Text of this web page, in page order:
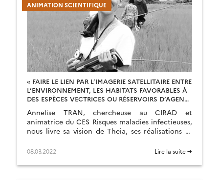
ANIMATION SCIENTIFIQUE
« FAIRE LE LIEN PAR L’IMAGERIE SATELLITAIRE ENTRE
L’ENVIRONNEMENT, LES HABITATS FAVORABLES À
DES ESPÈCES VECTRICES OU RÉSERVOIRS D’AGENTS
ANIMALES À RISQUE »
Annelise TRAN, chercheuse au CIRAD et
animatrice du CES Risques maladies infectieuses,
nous livre sa vision de Theia, ses réalisations et
08.03.2022 Lire la suite →